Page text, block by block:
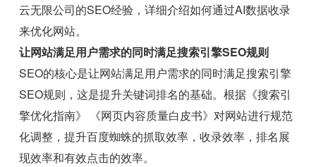
云无限公司的SEO经验，详细介绍如何通过AI数据收录
来优化网站。
让网站满足用户需求的同时满足搜索引擎SEO规则
SEO的核心是让网站满足用户需求的同时满足搜索引擎
SEO规则，这是提升关键词排名的基础。根据《搜索引
擎优化指南》 《网页内容质量白皮书》对网站进行规范
化调整，提升百度蜘蛛的抓取效率，收录效率，排名展
现效率和有效点击的效率。